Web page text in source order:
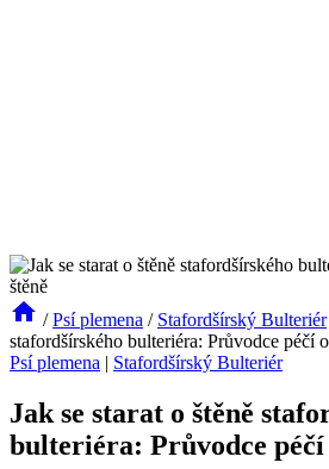
/ Psí plemena / Stafordšírský Bulteriér
stafordšírského bulteriéra: Průvodce péčí
Psí plemena | Stafordšírský Bulteriér
Jak se starat o štěně
bulteriéra: Průvodce péčí